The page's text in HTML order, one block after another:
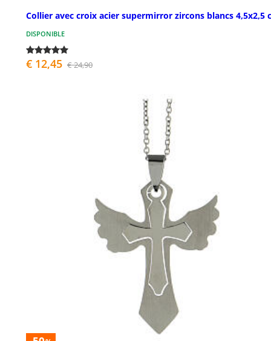
Collier avec croix acier supermirror zircons blancs 4,5x2,5
DISPONIBLE
€ 12,45 € 24,90